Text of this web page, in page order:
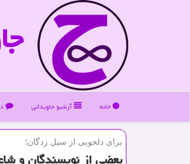
خانه آرشیو جاویدانی
برای دلجویی از سیل زدگان؛